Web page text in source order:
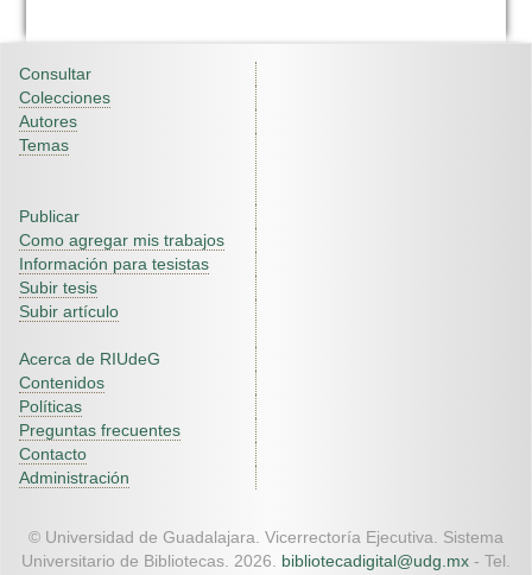
Consultar
Colecciones
Autores
Temas
Publicar
Como agregar mis trabajos
Información para tesistas
Subir tesis
Subir artículo
Acerca de RIUdeG
Contenidos
Políticas
Preguntas frecuentes
Contacto
Administración
© Universidad de Guadalajara. Vicerrectoría Ejecutiva. Sistema
Universitario de Bibliotecas. 2026. bibliotecadigital@udg.mx - Tel.